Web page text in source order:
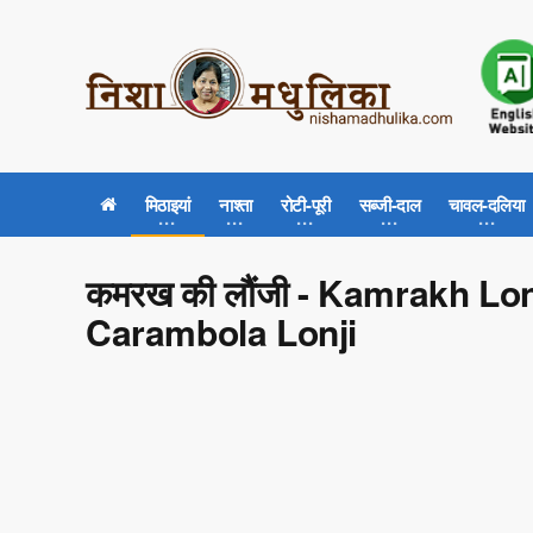
मिठाइयां नाश्ता रोटी-पूरी सब्जी-दाल चावल-दलिया
कमरख की लौंजी - Kamrakh
Carambola Lonji